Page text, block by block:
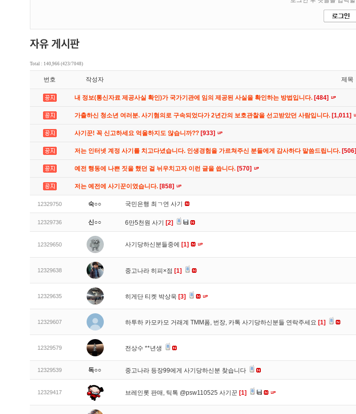
Total : 140,966 (423/7048)
번호 작성자 제목
내 정보(통신자료 제공사실 확인)가 국가기관에 임의 제공된 사실을 확인하는 방법입니다. [484]
가출하신 청소년 여러분. 사기혐의로 구속되었다가 2년간의 보호관찰을 선고받았던 사람입니다. [1,011]
사기꾼! 꼭 신고하세요 억울하지도 않습니까?? [933]
저는 인터넷 계정 사기를 치고다녔습니다. 인생경험을 가르쳐주신 분들에게 감사하다 말씀드립니다. [506]
예전 행동에 나쁜 짓을 했던 걸 뉘우치고자 이런 글을 씁니다. [570]
저는 예전에 사기꾼이였습니다. [858]
12329750 숙○○ 국민은행 최ㄱ연 사기
12329736 신○○ 6만5천원 사기 [2]
12329650 사기당하신분들중에 [1]
12329638 중고나라 히피×점 [1]
12329635 히게단 티켓 박상욱 [3]
12329607 하투하 카모카모 거래계 TMM폼, 번장, 카톡 사기당하신분들 연락주세요 [1]
12329579 전상수 **년생
12329539 독○○ 중고나라 등장99에게 사기당하신분 찾습니다
12329417 브레인롯 판매, 틱톡 @psw110525 사기꾼 [1]